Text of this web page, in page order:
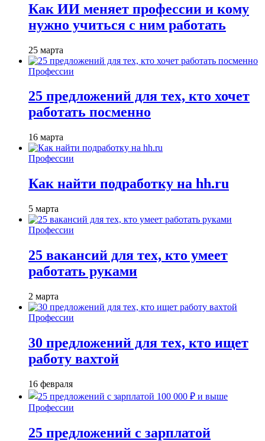
Как ИИ меняет профессии и кому
нужно учиться с ним работать
25 марта
Профессии
25 предложений для тех, кто хочет
работать посменно
16 марта
Профессии
Как найти подработку на hh.ru
5 марта
Профессии
25 вакансий для тех, кто умеет
работать руками
2 марта
Профессии
30 предложений для тех, кто ищет
работу вахтой
16 февраля
Профессии
25 предложений с зарплатой